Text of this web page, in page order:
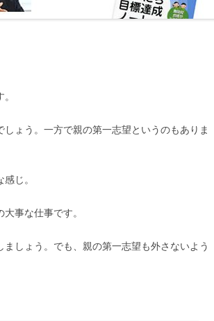
ょう。一方で親の第一志望というのもありま
じ。
事な仕事です。
しょう。でも、親の第一志望も外さないよう